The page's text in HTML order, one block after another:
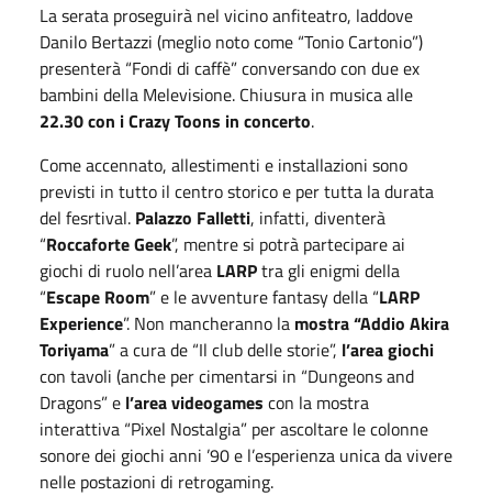
La serata proseguirà nel vicino anfiteatro, laddove
Danilo Bertazzi (meglio noto come “Tonio Cartonio”)
presenterà “Fondi di caffè” conversando con due ex
bambini della Melevisione. Chiusura in musica alle
22.30 con i Crazy Toons in concerto.
Come accennato, allestimenti e installazioni sono
previsti in tutto il centro storico e per tutta la durata
del fesrtival. Palazzo Falletti, infatti, diventerà
“Roccaforte Geek”, mentre si potrà partecipare ai
giochi di ruolo nell’area LARPtra gli enigmi della
“Escape Room” e le avventure fantasy della “LARP
Experience”. Non mancheranno la mostra “Addio Akira
Toriyama” a cura de “Il club delle storie”, l’area giochi
con tavoli (anche per cimentarsi in “Dungeons and
Dragons” e l’area videogames con la mostra
interattiva “Pixel Nostalgia” per ascoltare le colonne
sonore dei giochi anni ’90 e l’esperienza unica da vivere
nelle postazioni di retrogaming.